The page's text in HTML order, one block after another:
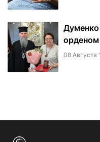
08 Августа